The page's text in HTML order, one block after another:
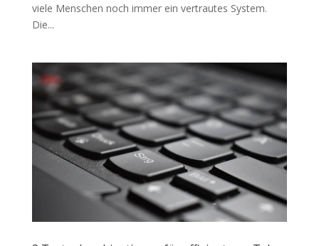
viele Menschen noch immer ein vertrautes System.
Die...